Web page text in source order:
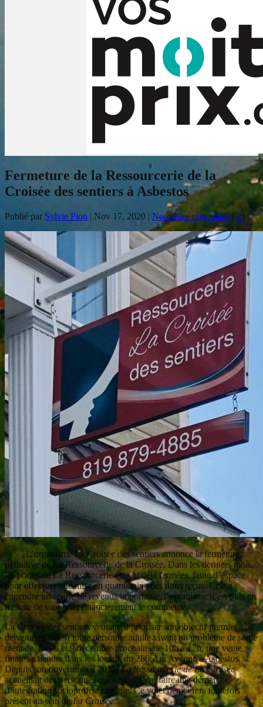
Fermeture de la Ressourcerie de la
Croisée des sentiers à Asbestos
Publié par Sylvie Pion | Nov 17, 2020 | Nouvelles régionales | 0 |
L’organisme La Croisée des sentiers annonce la fermeture
définitive de La Ressourcerie de la Croisée. Dans les derniers mois,
les portes de La Ressourcerie étaient déjà fermées, faute d’espace
pour effectuer une mise en quarantaine des dons reçus. Cela a
engendré une perte de revenus importante, l’organisme n’est plus en
mesure de supporter financièrement le commerce.
La Croisée des sentiers veut aussi prioriser son objectif premier, soit
de venir en aide à toute personne adulte vivant un problème de santé
mentale. Les 8 et 9 décembre prochains de 10h à 17h, une vente
finale se tiendra dans les locaux du 266, 1re Avenue à Asbestos.
Depuis son ouverture en 2013,La Ressourcerie de La Croisée
accueillait des personnes qui souhaitaient faire une démarche
d’intégration socioprofessionnelle. Ce volet demeurera toutefois
présent au sein deLa Croisée